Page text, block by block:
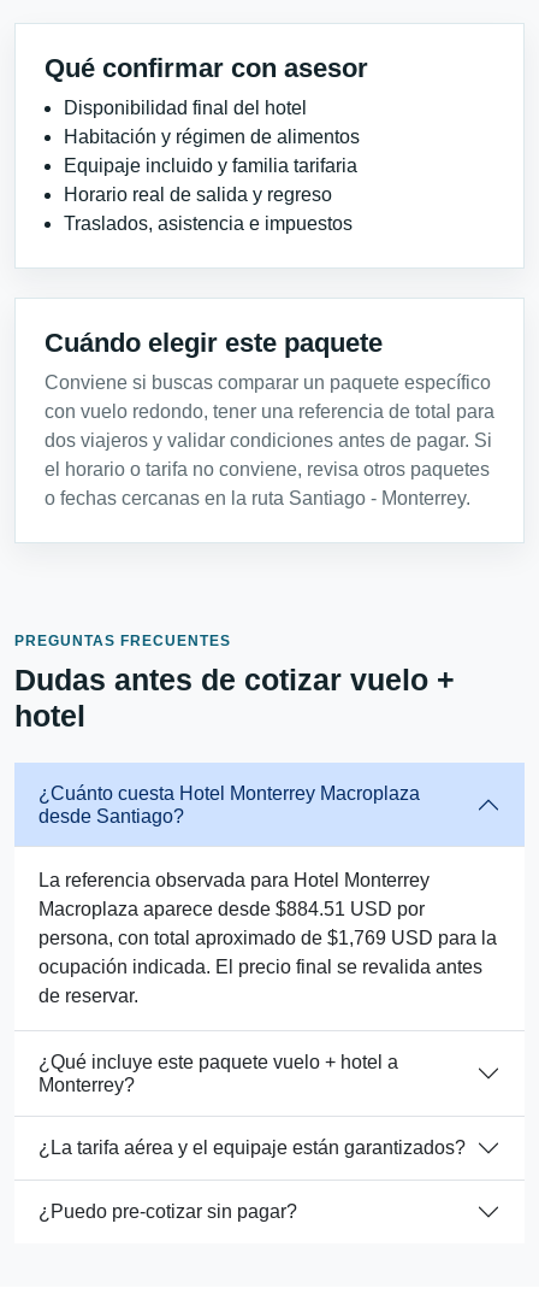
Qué confirmar con asesor
Disponibilidad final del hotel
Habitación y régimen de alimentos
Equipaje incluido y familia tarifaria
Horario real de salida y regreso
Traslados, asistencia e impuestos
Cuándo elegir este paquete
Conviene si buscas comparar un paquete específico
con vuelo redondo, tener una referencia de total para
dos viajeros y validar condiciones antes de pagar. Si
el horario o tarifa no conviene, revisa otros paquetes
o fechas cercanas en la ruta Santiago - Monterrey.
PREGUNTAS FRECUENTES
Dudas antes de cotizar vuelo +
hotel
¿Cuánto cuesta Hotel Monterrey Macroplaza
desde Santiago?
La referencia observada para Hotel Monterrey
Macroplaza aparece desde $884.51 USD por
persona, con total aproximado de $1,769 USD para la
ocupación indicada. El precio final se revalida antes
de reservar.
¿Qué incluye este paquete vuelo + hotel a
Monterrey?
¿La tarifa aérea y el equipaje están garantizados?
¿Puedo pre-cotizar sin pagar?